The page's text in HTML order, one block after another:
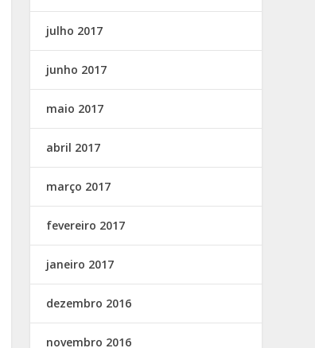
julho 2017
junho 2017
maio 2017
abril 2017
março 2017
fevereiro 2017
janeiro 2017
dezembro 2016
novembro 2016